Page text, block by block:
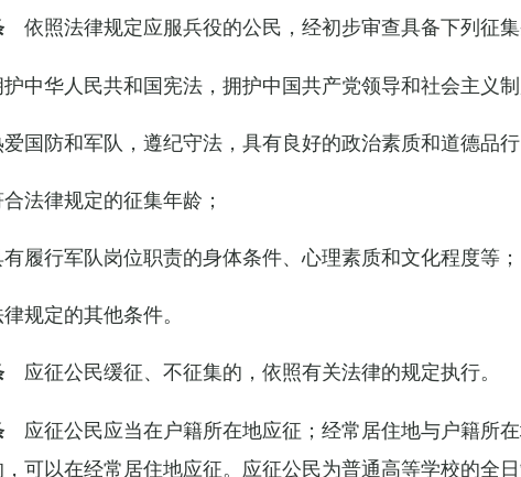
依照法律规定应服兵役的公民，经初步审查具备下列征
护中华人民共和国宪法，拥护中国共产党领导和社会主义制
爱国防和军队，遵纪守法，具有良好的政治素质和道德品行
合法律规定的征集年龄；
有履行军队岗位职责的身体条件、心理素质和文化程度等；
律规定的其他条件。
应征公民缓征、不征集的，依照有关法律的规定执行。
应征公民应当在户籍所在地应征；经常居住地与户籍所
可以在经常居住地应征。应征公民为普通高等学校的全